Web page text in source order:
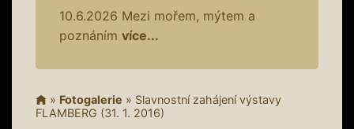
10.6.2026 Mezi mořem, mýtem a
poznáním více...
» Fotogalerie » Slavnostní zahájení výstavy
FLAMBERG (31. 1. 2016)